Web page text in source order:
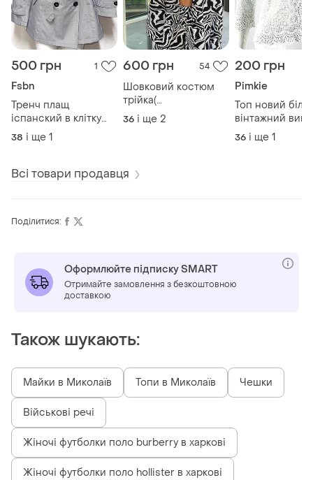
500 грн 1
Fsbn
Тренч плащ
iспанский в клітку
під пасок fsh
38 і ще 1
600 грн 54
Шовковий костюм
трiйка(
топ,сорочка,штани)
розмiр 42/44
36 і ще 2
200 грн
Pimkie
Топ новий
вiнтажний
мережевий
pimkie dantelle
36 і ще 1
Всі товари продавця
Поділитися:
Оформлюйте підписку SMART
Отримайте замовлення з безкоштовною
доставкою
Також шукають:
Майки в Миколаїв Топи в Миколаїв Чешки
Військові речі
Жіночі футболки поло burberry в харкові
Жіночі футболки поло hollister в харкові